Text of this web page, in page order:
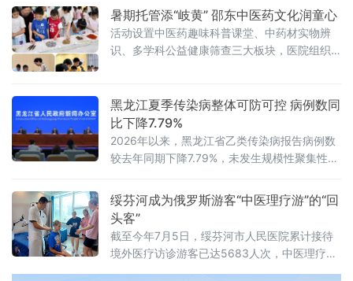
题。长期护理保险被誉为社保“第六险”，是应对
人口老龄化的关
暑期托管添“岐黄” 邵东中医药文化润童心
活动设置中医药趣味科普课堂、中药材实物辨
识、多学科公益健康筛查三大板块，医院组织
系统化健康服务。科普课堂上，中医药研究生
讲师
黑龙江夏季传染病整体可防可控 病例数同
比下降7.79%
2026年以来，黑龙江省乙类传染病报告病例数
较去年同期下降7.79%，未发生规模性聚集性疫
夏季传染病总体发病水平较低，整体可防可
控。黑龙江省疾病预防控制局副局长张冰欣在
会上介绍，夏季肠道传染病发病风险较高，诺
如病毒、细菌性感染
绥芬河成为俄罗斯游客“中医理疗游”的“回
头客”
截至今年7月5日，绥芬河市人民医院累计接待
境外医疗访诊游客已达5683人次，中医理疗已